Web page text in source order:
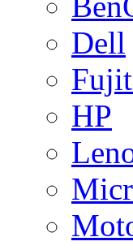
Dell
HP